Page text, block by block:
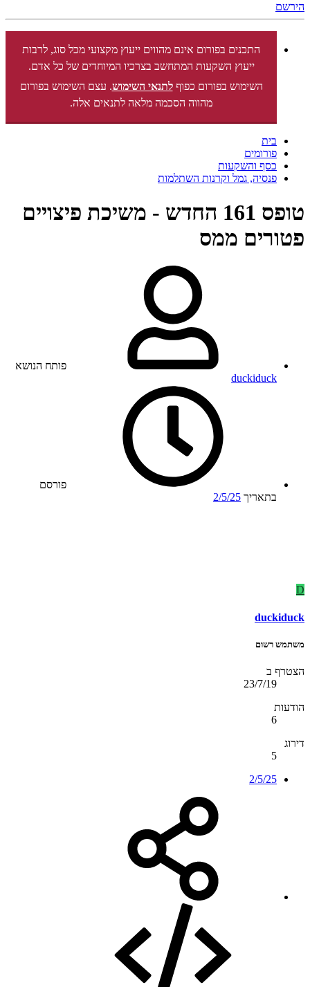
הירשם
התכנים בפורום אינם מהווים ייעוץ מקצועי מכל סוג, לרבות
ייעוץ השקעות המתחשב בצרכיו המיוחדים של כל אדם.
השימוש בפורום כפוףלתנאי השימוש. עצם השימוש בפורום
מהווה הסכמה מלאה לתנאים אלה.
בית
פורומים
כסף והשקעות
פנסיה, גמל וקרנות השתלמות
טופס 161 החדש - משיכת פיצויים
פטורים ממס
פותח הנושא
duckiduck
פורסם
בתאריך 2/5/25
D
duckiduck
משתמש רשום
הצטרף ב
23/7/19
הודעות
6
דירוג
5
2/5/25